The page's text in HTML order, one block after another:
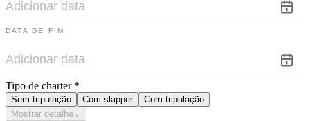
DATA DE FIM
Tipo de charter *
Sem tripulação Com skipper
Com tripulação
Mostrar detalhe ⌄